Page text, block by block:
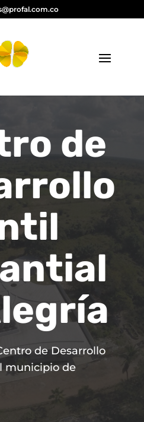
de
de Desarrollo
municipio de